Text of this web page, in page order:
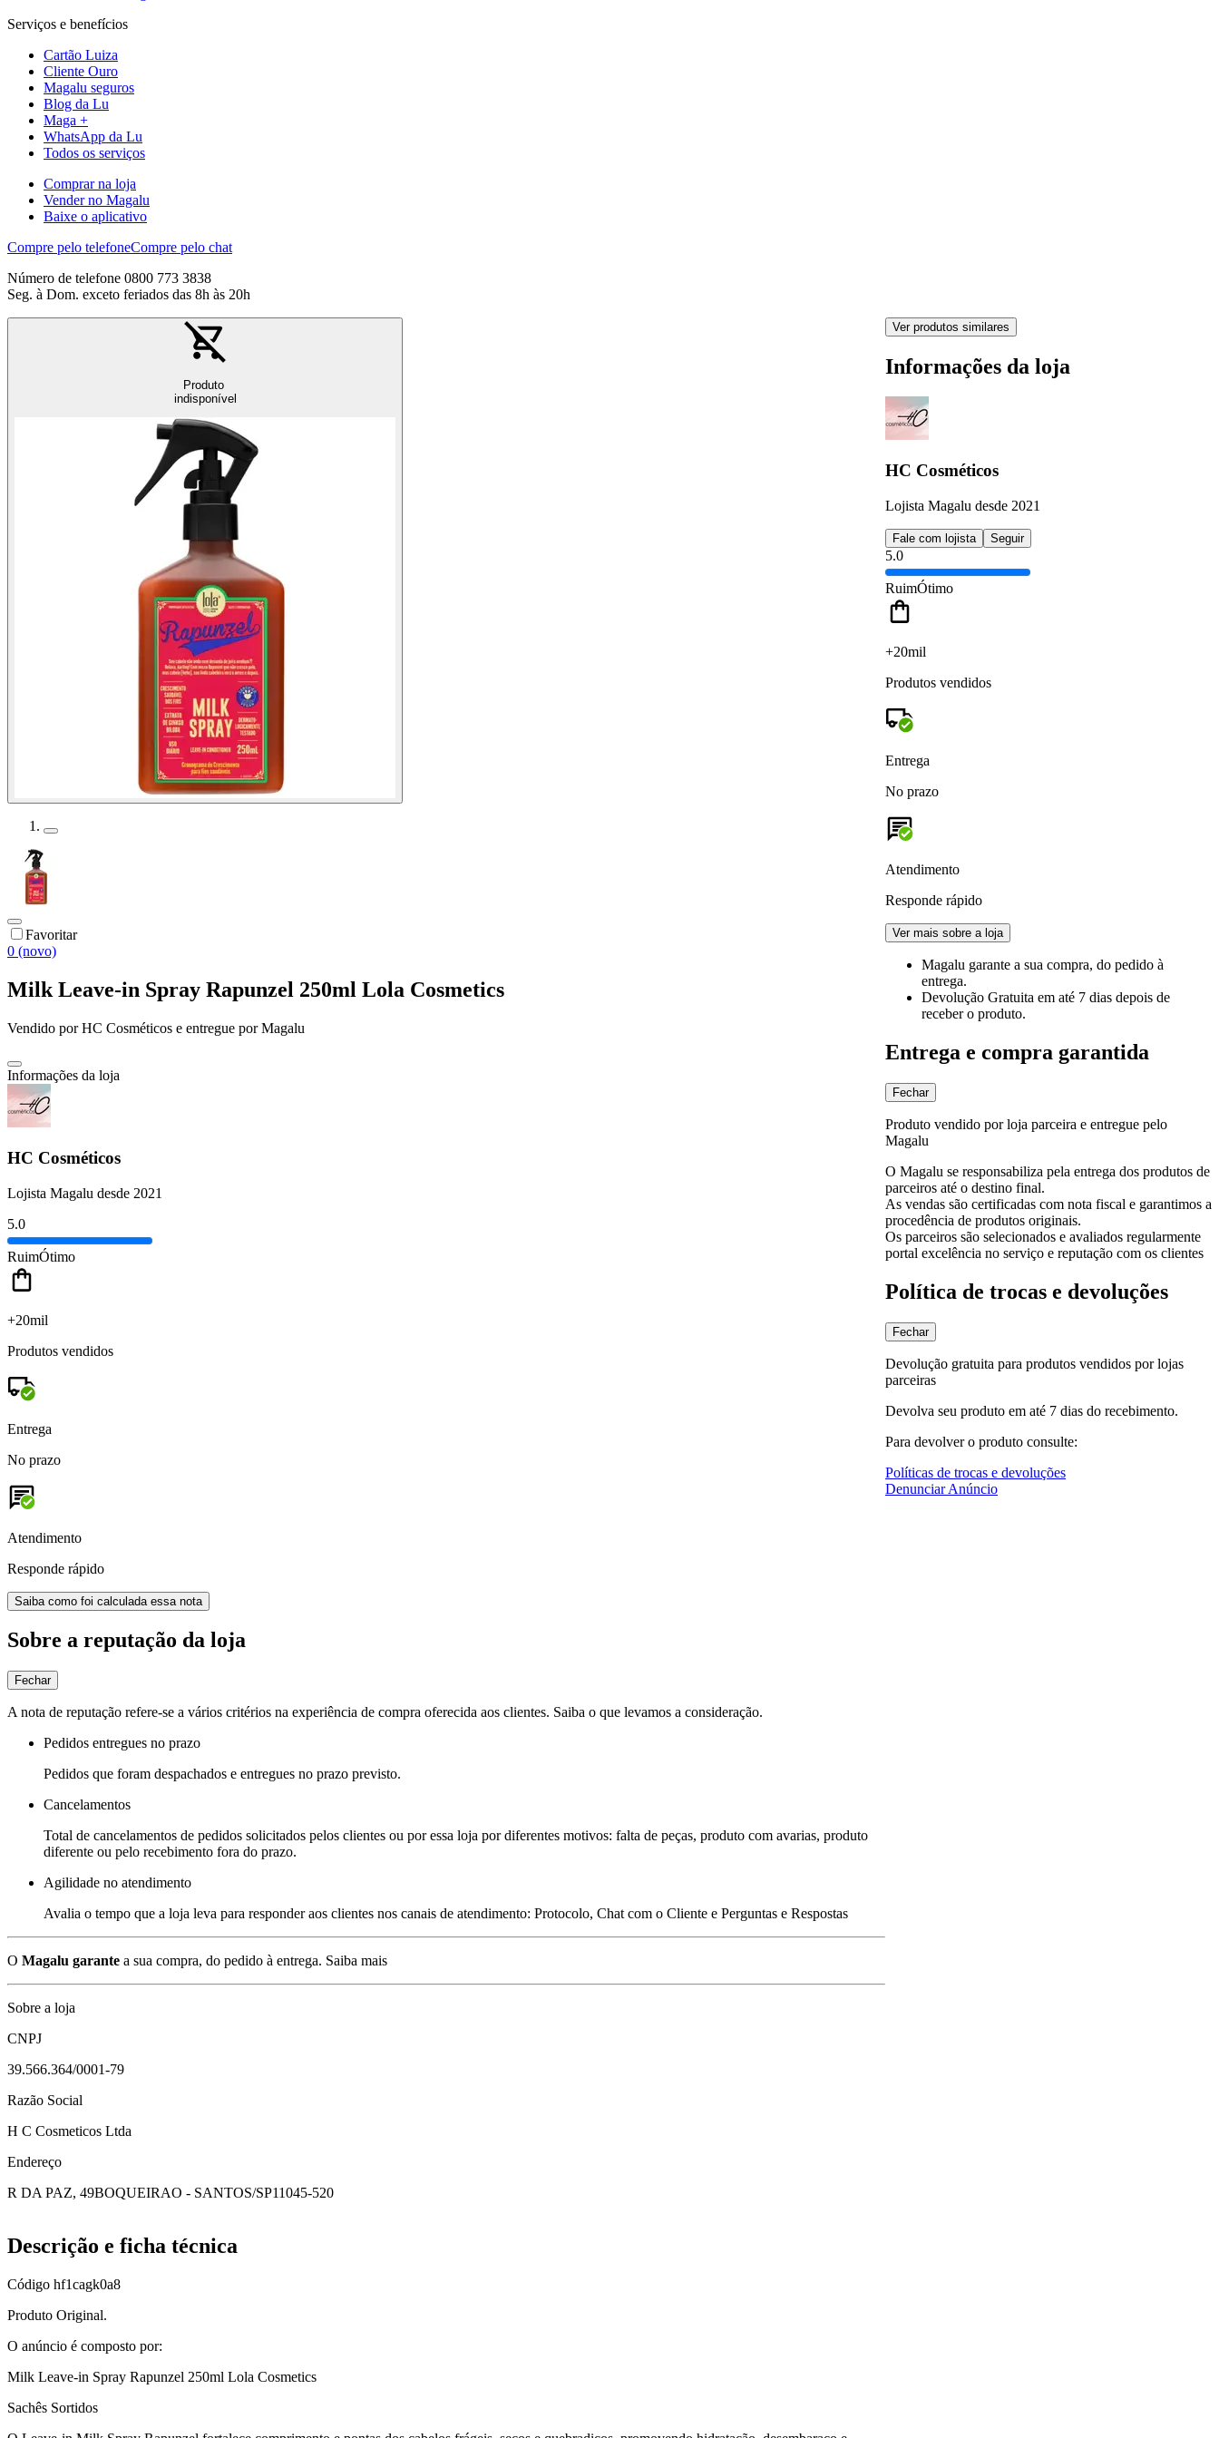
Serviços e benefícios
Cartão Luiza
Cliente Ouro
Magalu seguros
Blog da Lu
Maga +
WhatsApp da Lu
Todos os serviços
Comprar na loja
Vender no Magalu
Baixe o aplicativo
Compre pelo telefoneCompre pelo chat
Número de telefone 0800 773 3838
Seg. à Dom. exceto feriados das 8h às 20h
Produto
indisponível
Favoritar
0 (novo)
Milk Leave-in Spray Rapunzel 250ml Lola Cosmetics
Vendido porHC Cosméticos e entregue por Magalu
Informações da loja
HC Cosméticos
Lojista Magalu desde 2021
5.0
RuimÓtimo
+20mil
Produtos vendidos
Entrega
No prazo
Atendimento
Responde rápido
Saiba como foi calculada essa nota
Sobre a reputação da loja
Fechar
A nota de reputação refere-se a vários critérios na experiência de compra oferecida aos clientes. Saiba o que levamos a consideração.
Pedidos entregues no prazo
Pedidos que foram despachados e entregues no prazo previsto.
Cancelamentos
Total de cancelamentos de pedidos solicitados pelos clientes ou por essa loja por diferentes motivos: falta de peças, produto com avarias, produto
diferente ou pelo recebimento fora do prazo.
Agilidade no atendimento
Avalia o tempo que a loja leva para responder aos clientes nos canais de atendimento: Protocolo, Chat com o Cliente e Perguntas e Respostas
O Magalu garante a sua compra, do pedido à entrega. Saiba mais
Sobre a loja
CNPJ
39.566.364/0001-79
Razão Social
H C Cosmeticos Ltda
Endereço
R DA PAZ, 49BOQUEIRAO - SANTOS/SP11045-520
Ver produtos similares
Informações da loja
HC Cosméticos
Lojista Magalu desde 2021
Fale com lojista Seguir
5.0
RuimÓtimo
+20mil
Produtos vendidos
Entrega
No prazo
Atendimento
Responde rápido
Ver mais sobre a loja
Magalu garante a sua compra, do pedido à
entrega.
Devolução Gratuita em até 7 dias depois de
receber o produto.
Entrega e compra garantida
Fechar
Produto vendido por loja parceira e entregue pelo
Magalu
O Magalu se responsabiliza pela entrega dos produtos de
parceiros até o destino final.
As vendas são certificadas com nota fiscal e garantimos a
procedência de produtos originais.
Os parceiros são selecionados e avaliados regularmente
portal excelência no serviço e reputação com os clientes
Política de trocas e devoluções
Fechar
Devolução gratuita para produtos vendidos por lojas
parceiras
Devolva seu produto em até 7 dias do recebimento.
Para devolver o produto consulte:
Políticas de trocas e devoluções
Denunciar Anúncio
Descrição e ficha técnica
Código hf1cagk0a8
Produto Original.
O anúncio é composto por:
Milk Leave-in Spray Rapunzel 250ml Lola Cosmetics
Sachês Sortidos